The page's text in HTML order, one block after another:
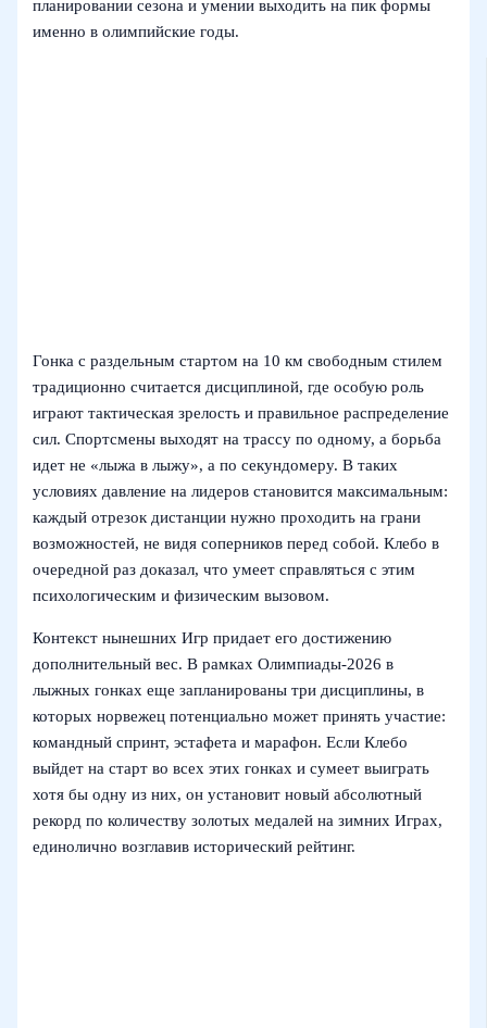
планировании сезона и умении выходить на пик формы
именно в олимпийские годы.
Гонка с раздельным стартом на 10 км свободным стилем
традиционно считается дисциплиной, где особую роль
играют тактическая зрелость и правильное распределение
сил. Спортсмены выходят на трассу по одному, а борьба
идет не «лыжа в лыжу», а по секундомеру. В таких
условиях давление на лидеров становится максимальным:
каждый отрезок дистанции нужно проходить на грани
возможностей, не видя соперников перед собой. Клебо в
очередной раз доказал, что умеет справляться с этим
психологическим и физическим вызовом.
Контекст нынешних Игр придает его достижению
дополнительный вес. В рамках Олимпиады‑2026 в
лыжных гонках еще запланированы три дисциплины, в
которых норвежец потенциально может принять участие:
командный спринт, эстафета и марафон. Если Клебо
выйдет на старт во всех этих гонках и сумеет выиграть
хотя бы одну из них, он установит новый абсолютный
рекорд по количеству золотых медалей на зимних Играх,
единолично возглавив исторический рейтинг.